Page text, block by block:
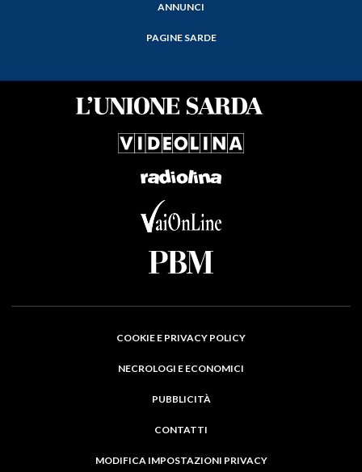
ANNUNCI
PAGINE SARDE
COOKIE E PRIVACY POLICY
NECROLOGI E ECONOMICI
PUBBLICITÀ
CONTATTI
MODIFICA IMPOSTAZIONI PRIVACY